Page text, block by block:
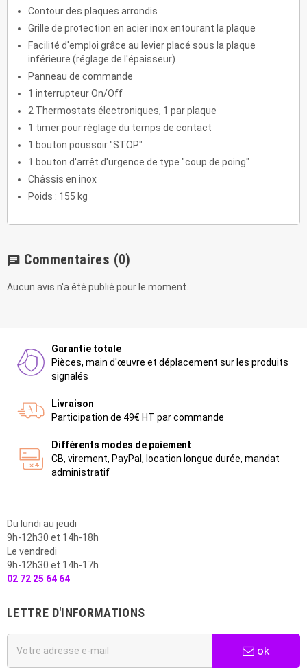
Contour des plaques arrondis
Grille de protection en acier inox entourant la plaque
Facilité d'emploi grâce au levier placé sous la plaque
inférieure (réglage de l'épaisseur)
Panneau de commande
1 interrupteur On/Off
2 Thermostats électroniques, 1 par plaque
1 timer pour réglage du temps de contact
1 bouton poussoir "STOP"
1 bouton d'arrêt d'urgence de type "coup de poing"
Châssis en inox
Poids : 155 kg
chat Commentaires (0)
Aucun avis n'a été publié pour le moment.
Garantie totale
Pièces, main d'œuvre et déplacement sur les produits
signalés
Livraison
Participation de 49€ HT par commande
Différents modes de paiement
CB, virement, PayPal, location longue durée, mandat
administratif
Du lundi au jeudi
9h-12h30 et 14h-18h
Le vendredi
9h-12h30 et 14h-17h
02 72 25 64 64
LETTRE D'INFORMATIONS
ok